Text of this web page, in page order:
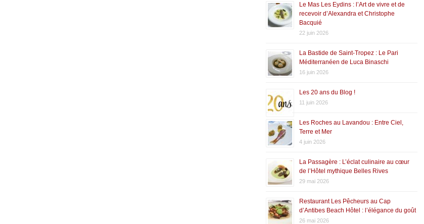
Le Mas Les Eydins : l’Art de vivre et de
recevoir d’Alexandra et Christophe
Bacquié
22 juin 2026
La Bastide de Saint-Tropez : Le Pari
Méditerranéen de Luca Binaschi
16 juin 2026
Les 20 ans du Blog !
11 juin 2026
Les Roches au Lavandou : Entre Ciel,
Terre et Mer
4 juin 2026
La Passagère : L’éclat culinaire au cœur
de l’Hôtel mythique Belles Rives
29 mai 2026
Restaurant Les Pêcheurs au Cap
d’Antibes Beach Hôtel : l’élégance du goût
26 mai 2026